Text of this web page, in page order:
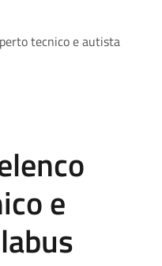
tecnico e autista
e